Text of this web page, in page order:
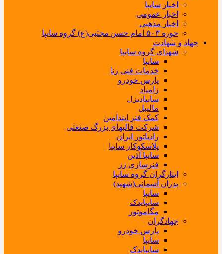
اخبار سایپا
اخبار عمومی
اخبار مذهبی
حوزه ۵۰۳ امام حسن مجتبی(ع) گروه سایپا
جهاد و شهادت
شهدای گروه سایپا
سایپا
خدمات فنی رنا
پارس خودرو
زامیاد
سایپادیزل
مالیبل
کمک فنر ایندامین
شرکت قالبهای بزرگ صنعتی
رادیاتور ایران
پلاسکوکار سایپا
سایپا آذین
فنرسازی زر
ایثارگران گروه سایپا
پدران آسمانی(شهید)
سایپا
سایپایدک
مگاموتور
جهادگران
پارس خودرو
سایپا
سایپایدک